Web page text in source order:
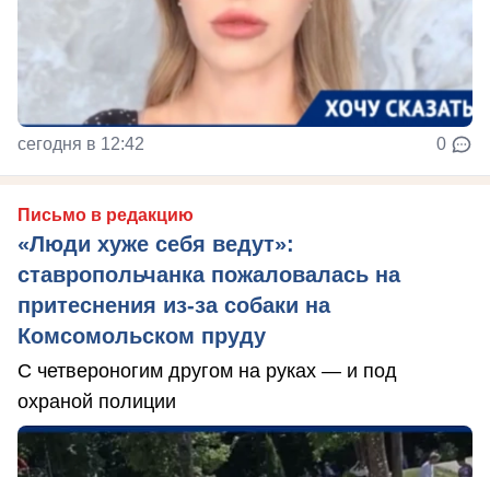
сегодня в 12:42 0
Письмо в редакцию
«Люди хуже себя ведут»:
ставропольчанка пожаловалась на
притеснения из-за собаки на
Комсомольском пруду
С четвероногим другом на руках — и под
охраной полиции